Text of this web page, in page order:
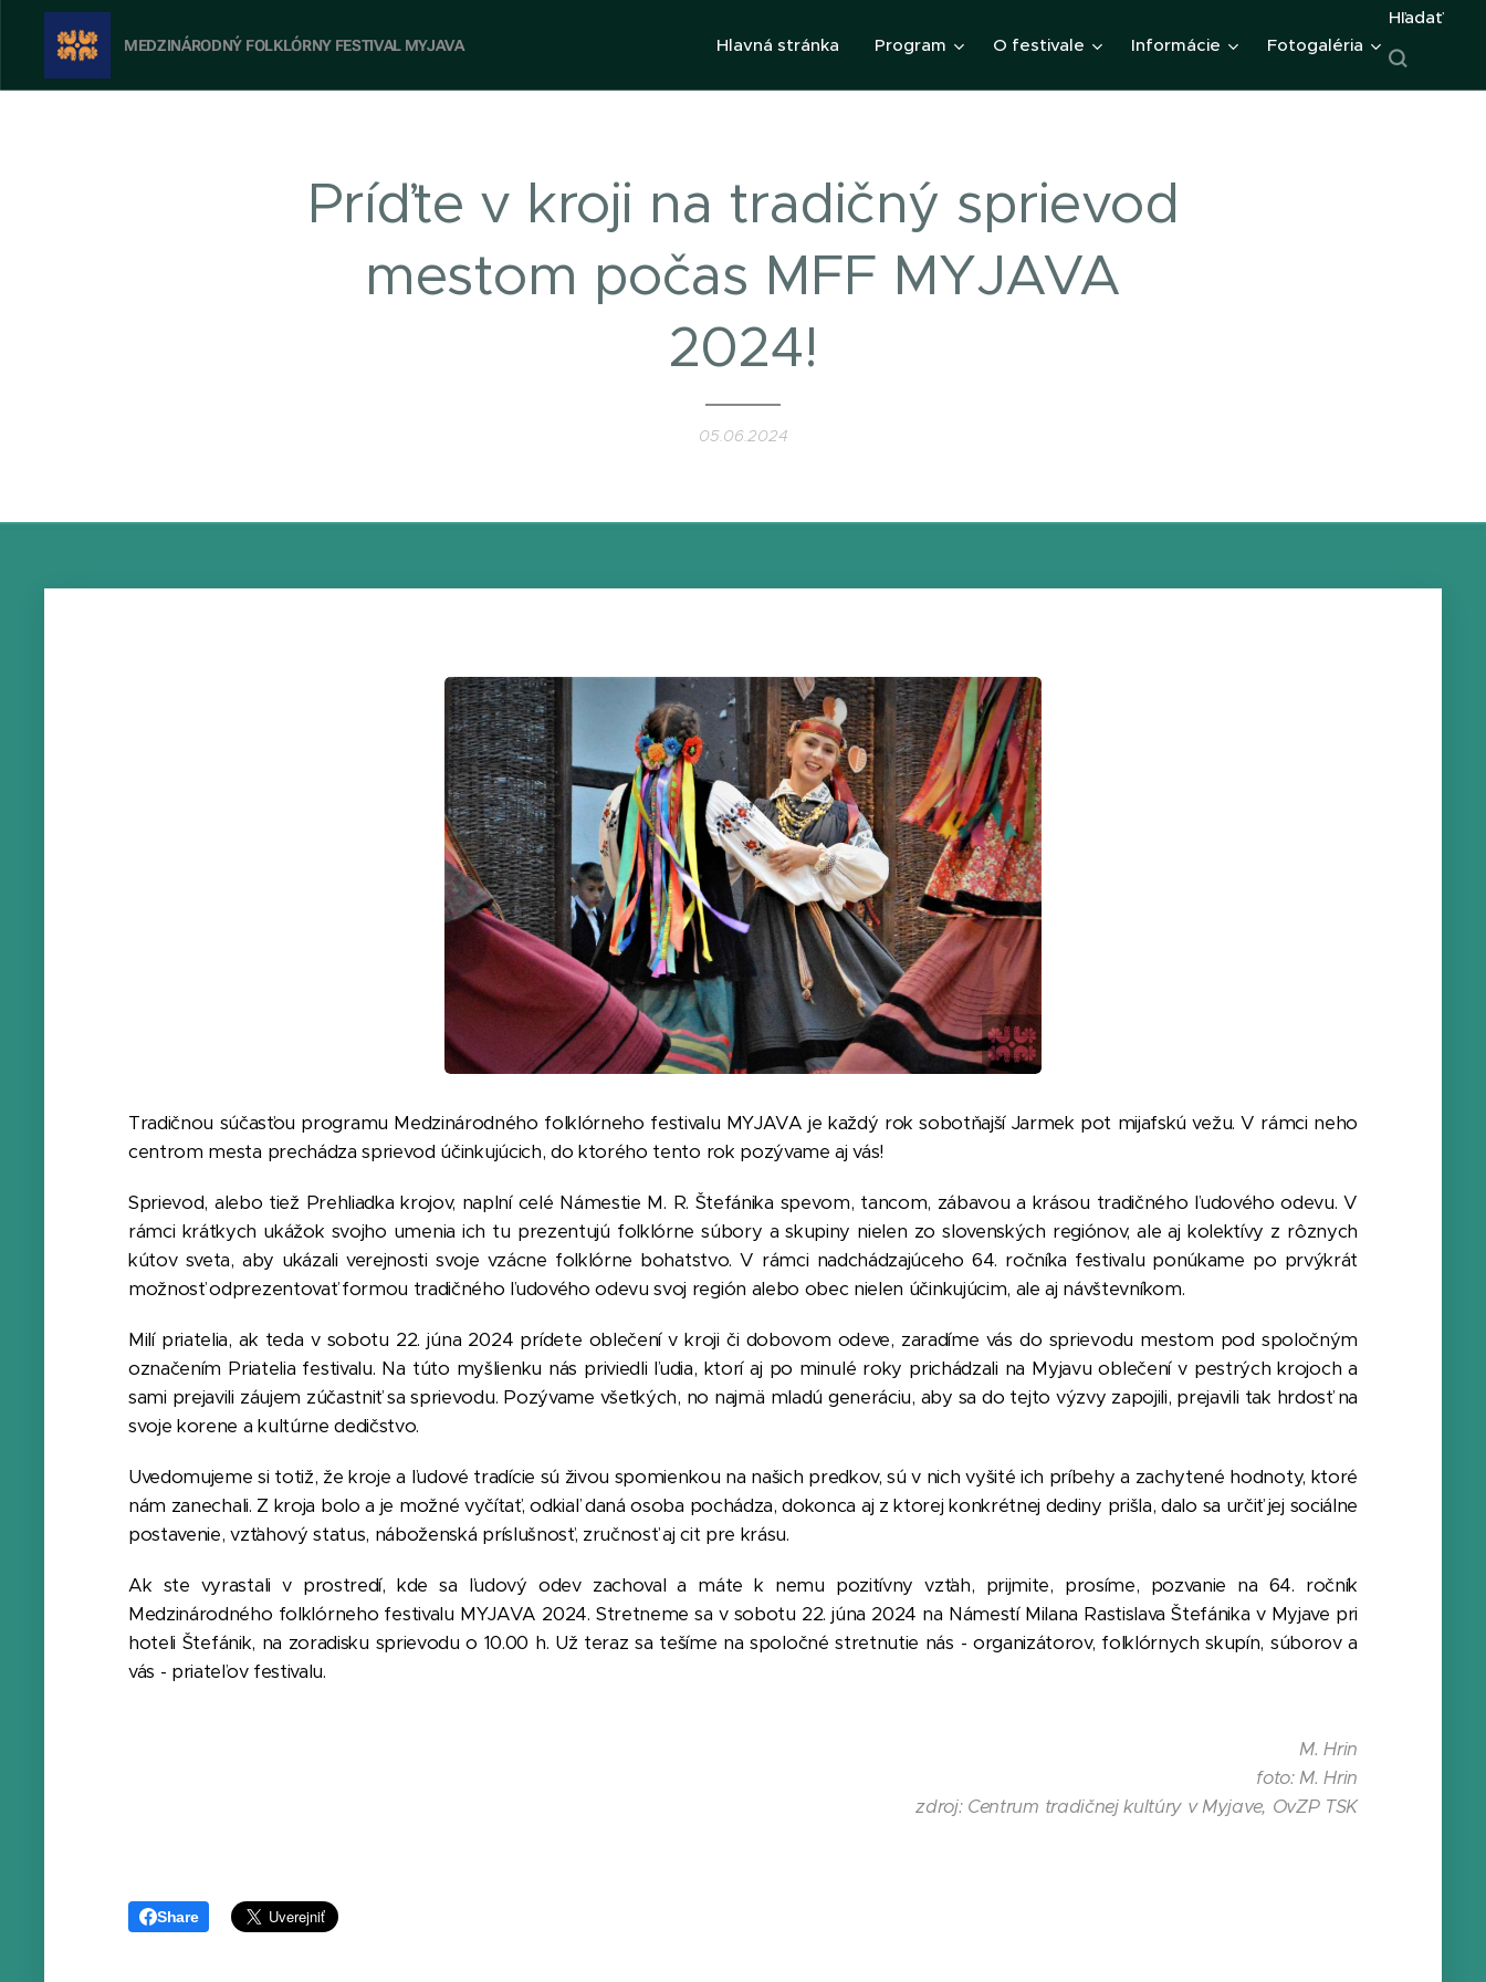
MEDZINÁRODNÝ FOLKLÓRNY FESTIVAL MYJAVA Hlavná stránka Program O festivale Informácie Fotogaléria
Hľadať
Príďte v kroji na tradičný sprievod
mestom počas MFF MYJAVA
2024!
05.06.2024
Tradičnou súčasťou programu Medzinárodného folklórneho festivalu MYJAVA je každý rok sobotňajší Jarmek pot mijafskú vežu. V rámci neho
centrom mesta prechádza sprievod účinkujúcich, do ktorého tento rok pozývame aj vás!
Sprievod, alebo tiež Prehliadka krojov, naplní celé Námestie M. R. Štefánika spevom, tancom, zábavou a krásou tradičného ľudového odevu. V
rámci krátkych ukážok svojho umenia ich tu prezentujú folklórne súbory a skupiny nielen zo slovenských regiónov, ale aj kolektívy z rôznych
kútov sveta, aby ukázali verejnosti svoje vzácne folklórne bohatstvo. V rámci nadchádzajúceho 64. ročníka festivalu ponúkame po prvýkrát
možnosť odprezentovať formou tradičného ľudového odevu svoj región alebo obec nielen účinkujúcim, ale aj návštevníkom.
Milí priatelia, ak teda v sobotu 22. júna 2024 prídete oblečení v kroji či dobovom odeve, zaradíme vás do sprievodu mestom pod spoločným
označením Priatelia festivalu. Na túto myšlienku nás priviedli ľudia, ktorí aj po minulé roky prichádzali na Myjavu oblečení v pestrých krojoch a
sami prejavili záujem zúčastniť sa sprievodu. Pozývame všetkých, no najmä mladú generáciu, aby sa do tejto výzvy zapojili, prejavili tak hrdosť na
svoje korene a kultúrne dedičstvo.
Uvedomujeme si totiž, že kroje a ľudové tradície sú živou spomienkou na našich predkov, sú v nich vyšité ich príbehy a zachytené hodnoty, ktoré
nám zanechali. Z kroja bolo a je možné vyčítať, odkiaľ daná osoba pochádza, dokonca aj z ktorej konkrétnej dediny prišla, dalo sa určiť jej sociálne
postavenie, vzťahový status, náboženská príslušnosť, zručnosť aj cit pre krásu.
Ak ste vyrastali v prostredí, kde sa ľudový odev zachoval a máte k nemu pozitívny vzťah, prijmite, prosíme, pozvanie na 64. ročník
Medzinárodného folklórneho festivalu MYJAVA 2024. Stretneme sa v sobotu 22. júna 2024 na Námestí Milana Rastislava Štefánika v Myjave pri
hoteli Štefánik, na zoradisku sprievodu o 10.00 h. Už teraz sa tešíme na spoločné stretnutie nás - organizátorov, folklórnych skupín, súborov a
vás - priateľov festivalu.
M. Hrin
foto: M. Hrin
zdroj: Centrum tradičnej kultúry v Myjave, OvZP TSK
Share